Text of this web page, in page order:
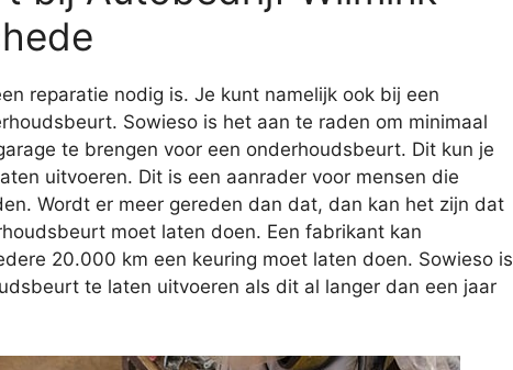
reparatie nodig is. Je kunt namelijk ook bij een
Sowieso is het aan te raden om minimaal
te brengen voor een onderhoudsbeurt. Dit kun je
uitvoeren. Dit is een aanrader voor mensen die
Wordt er meer gereden dan dat, dan kan het zijn dat
moet laten doen. Een fabrikant kan
20.000 km een keuring moet laten doen. Sowieso is
te laten uitvoeren als dit al langer dan een jaar